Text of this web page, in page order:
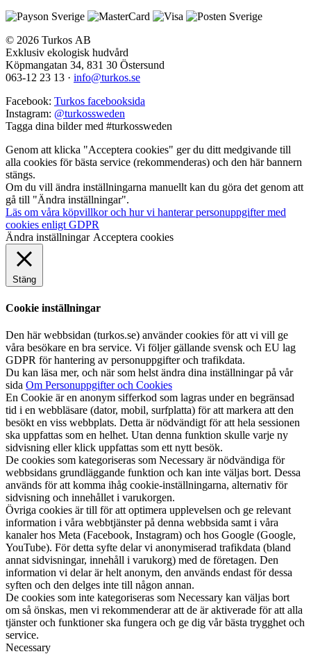
© 2026 Turkos AB
Exklusiv ekologisk hudvård
Köpmangatan 34, 831 30 Östersund
063-12 23 13 · info@turkos.se
Facebook: Turkos facebooksida
Instagram: @turkossweden
Tagga dina bilder med #turkossweden
Genom att klicka "Acceptera cookies" ger du ditt medgivande till
alla cookies för bästa service (rekommenderas) och den här bannern
stängs.
Om du vill ändra inställningarna manuellt kan du göra det genom att
gå till "Ändra inställningar".
Läs om våra köpvillkor och hur vi hanterar personuppgifter med
cookies enligt GDPR
Ändra inställningar Acceptera cookies
Stäng
Cookie inställningar
Den här webbsidan (turkos.se) använder cookies för att vi vill ge
våra besökare en bra service. Vi följer gällande svensk och EU lag
GDPR för hantering av personuppgifter och trafikdata.
Du kan läsa mer, och när som helst ändra dina inställningar på vår
sida Om Personuppgifter och Cookies
En Cookie är en anonym sifferkod som lagras under en begränsad
tid i en webbläsare (dator, mobil, surfplatta) för att markera att den
besökt en viss webbplats. Detta är nödvändigt för att hela sessionen
ska uppfattas som en helhet. Utan denna funktion skulle varje ny
sidvisning eller klick uppfattas som ett nytt besök.
De cookies som kategoriseras som Necessary är nödvändiga för
webbsidans grundläggande funktion och kan inte väljas bort. Dessa
används för att komma ihåg cookie-inställningarna, alternativ för
sidvisning och innehållet i varukorgen.
Övriga cookies är till för att optimera upplevelsen och ge relevant
information i våra webbtjänster på denna webbsida samt i våra
kanaler hos Meta (Facebook, Instagram) och hos Google (Google,
YouTube). För detta syfte delar vi anonymiserad trafikdata (bland
annat sidvisningar, innehåll i varukorg) med de företagen. Den
information vi delar är helt anonym, den används endast för dessa
syften och den delges inte till någon annan.
De cookies som inte kategoriseras som Necessary kan väljas bort
om så önskas, men vi rekommenderar att de är aktiverade för att alla
tjänster och funktioner ska fungera och ge dig vår bästa trygghet och
service.
Necessary